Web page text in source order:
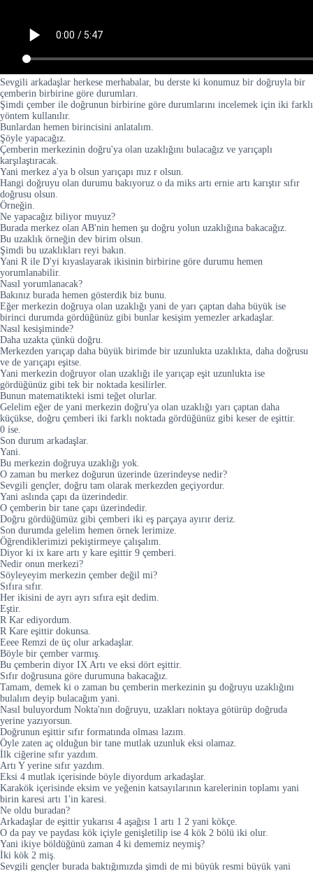
Sevgili arkadaşlar herkese merhabalar, bu derste ki konumuz bir doğruyla bir
çemberin birbirine göre durumları.
Şimdi çember ile doğrunun birbirine göre durumlarını incelemek için iki farklı
yöntem kullanılır.
Bunlardan hemen birincisini anlatalım.
Şöyle yapacağız.
Çemberin merkezinin doğru'ya olan uzaklığını bulacağız ve yarıçaplı
karşılaştıracak.
Yani merkez a'ya b olsun yarıçapı mız r olsun.
Hangi doğruyu olan durumu bakıyoruz o da miks artı ernie artı karıştır sıfır
doğrusu olsun.
Örneğin.
Ne yapacağız biliyor muyuz?
Burada merkez olan AB'nin hemen şu doğru yolun uzaklığına bakacağız.
Bu uzaklık örneğin dev birim olsun.
Şimdi bu uzaklıkları reyi bakın.
Yani R ile D'yi kıyaslayarak ikisinin birbirine göre durumu hemen
yorumlanabilir.
Nasıl yorumlanacak?
Bakınız burada hemen gösterdik biz bunu.
Eğer merkezin doğruya olan uzaklığı yani de yarı çaptan daha büyük ise
birinci durumda gördüğünüz gibi bunlar kesişim yemezler arkadaşlar.
Nasıl kesişiminde?
Daha uzakta çünkü doğru.
Merkezden yarıçap daha büyük birimde bir uzunlukta uzaklıkta, daha doğrusu
ve de yarıçapı eşitse.
Yani merkezin doğruyor olan uzaklığı ile yarıçap eşit uzunlukta ise
gördüğünüz gibi tek bir noktada kesilirler.
Bunun matematikteki ismi teğet olurlar.
Gelelim eğer de yani merkezin doğru'ya olan uzaklığı yarı çaptan daha
küçükse, doğru çemberi iki farklı noktada gördüğünüz gibi keser de eşittir.
0 ise.
Son durum arkadaşlar.
Yani.
Bu merkezin doğruya uzaklığı yok.
O zaman bu merkez doğurun üzerinde üzerindeyse nedir?
Sevgili gençler, doğru tam olarak merkezden geçiyordur.
Yani aslında çapı da üzerindedir.
O çemberin bir tane çapı üzerindedir.
Doğru gördüğümüz gibi çemberi iki eş parçaya ayırır deriz.
Son durumda gelelim hemen örnek lerimize.
Öğrendiklerimizi pekiştirmeye çalışalım.
Diyor ki ix kare artı y kare eşittir 9 çemberi.
Nedir onun merkezi?
Söyleyeyim merkezin çember değil mi?
Sıfıra sıfır.
Her ikisini de ayrı ayrı sıfıra eşit dedim.
Eştir.
R Kar ediyordum.
R Kare eşittir dokunsa.
Eeee Remzi de üç olur arkadaşlar.
Böyle bir çember varmış.
Bu çemberin diyor IX Artı ve eksi dört eşittir.
Sıfır doğrusuna göre durumuna bakacağız.
Tamam, demek ki o zaman bu çemberin merkezinin şu doğruyu uzaklığını
bulalım deyip bulacağım yani.
Nasıl buluyordum Nokta'nın doğruyu, uzakları noktaya götürüp doğruda
yerine yazıyorsun.
Doğrunun eşittir sıfır formatında olması lazım.
Öyle zaten aç olduğun bir tane mutlak uzunluk eksi olamaz.
İlk ciğerine sıfır yazdım.
Artı Y yerine sıfır yazdım.
Eksi 4 mutlak içerisinde böyle diyordum arkadaşlar.
Karakök içerisinde eksim ve yeğenin katsayılarının karelerinin toplamı yani
birin karesi artı 1'in karesi.
Ne oldu buradan?
Arkadaşlar de eşittir yukarısı 4 aşağısı 1 artı 1 2 yani kökçe.
O da pay ve paydası kök içiyle genişletilip ise 4 kök 2 bölü iki olur.
Yani ikiye böldüğünü zaman 4 ki dememiz neymiş?
İki kök 2 miş.
Sevgili gençler burada baktığımızda şimdi de mi büyük resmi büyük yani